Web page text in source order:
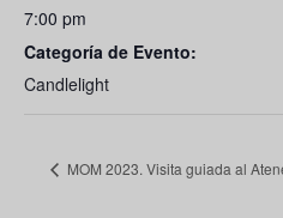
7:00 pm
Categoría de Evento:
Candlelight
MOM 2023. Visita guiada al